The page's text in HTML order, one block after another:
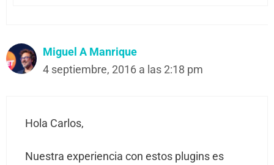
Miguel A Manrique
4 septiembre, 2016 a las 2:18 pm
Hola Carlos,
Nuestra experiencia con estos plugins es